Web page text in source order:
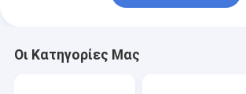
Οι Κατηγορίες Μας